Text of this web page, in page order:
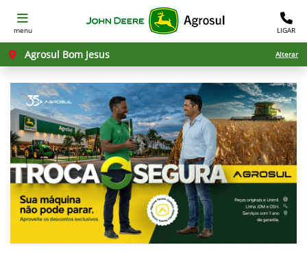
menu LIGAR
Agrosul Bom Jesus Alterar